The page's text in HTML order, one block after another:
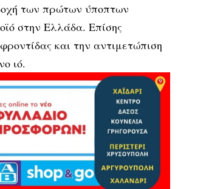
των πρώτων ύποπτων
στην Ελλάδα. Επίσης
και την αντιμετώπιση
ιό.